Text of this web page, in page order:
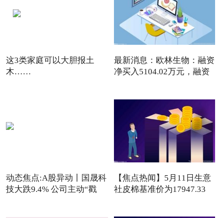
这3类家庭可以大胆报土
木……
最新消息：欧林生物：融资
净买入5104.02万元，融资
动态焦点:A股异动丨国晟科
技大跌9.4% 公司主动“戳
【焦点热闻】5月11日生意
社皮棉基准价为17947.33